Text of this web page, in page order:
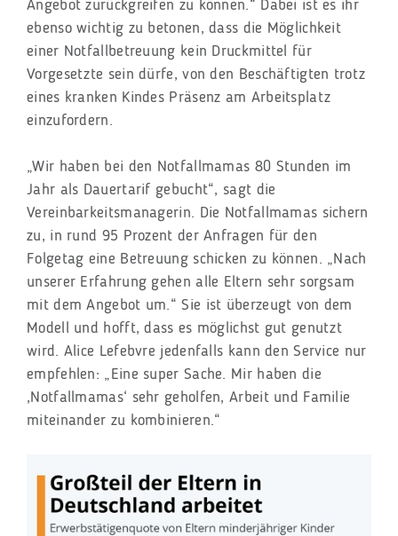
Angebot zurückgreifen zu können.“ Dabei ist es ihr
ebenso wichtig zu betonen, dass die Möglichkeit
einer Notfallbetreuung kein Druckmittel für
Vorgesetzte sein dürfe, von den Beschäftigten trotz
eines kranken Kindes Präsenz am Arbeitsplatz
einzufordern.
„Wir haben bei den Notfallmamas 80 Stunden im
Jahr als Dauertarif gebucht“, sagt die
Vereinbarkeitsmanagerin. Die Notfallmamas sichern
zu, in rund 95 Prozent der Anfragen für den
Folgetag eine Betreuung schicken zu können. „Nach
unserer Erfahrung gehen alle Eltern sehr sorgsam
mit dem Angebot um.“ Sie ist überzeugt von dem
Modell und hofft, dass es möglichst gut genutzt
wird. Alice Lefebvre jedenfalls kann den Service nur
empfehlen: „Eine super Sache. Mir haben die
‚Notfallmamas‘ sehr geholfen, Arbeit und Familie
miteinander zu kombinieren.“